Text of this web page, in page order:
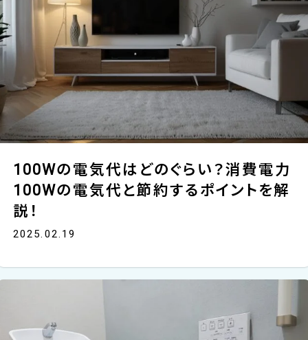
100Wの電気代はどのぐらい？消費電力
100Wの電気代と節約するポイントを解
説！
2025.02.19